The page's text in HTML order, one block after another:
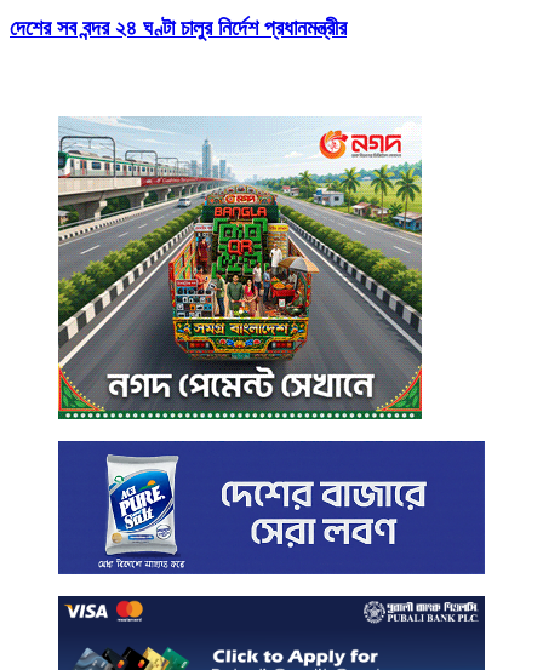
দেশের সব বন্দর ২৪ ঘণ্টা চালুর নির্দেশ প্রধানমন্ত্রীর